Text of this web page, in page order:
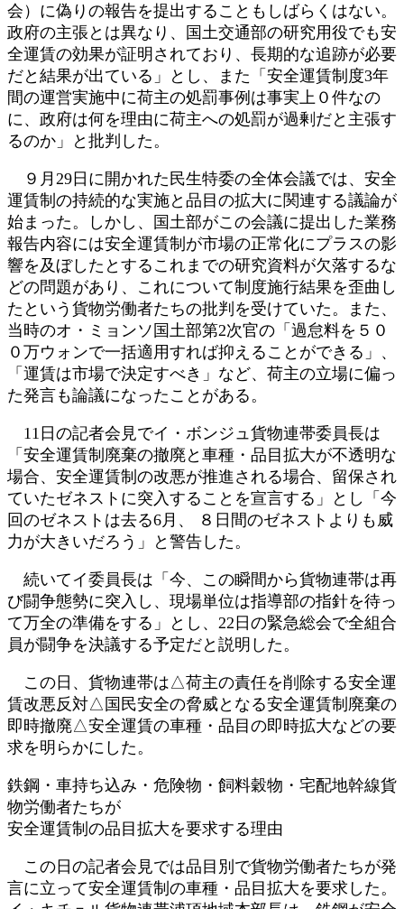
会）に偽りの報告を提出することもしばらくはない。
政府の主張とは異なり、国土交通部の研究用役でも安
全運賃の効果が証明されており、長期的な追跡が必要
だと結果が出ている」とし、また「安全運賃制度3年
間の運営実施中に荷主の処罰事例は事実上０件なの
に、政府は何を理由に荷主への処罰が過剰だと主張す
るのか」と批判した。
９月29日に開かれた民生特委の全体会議では、安全
運賃制の持続的な実施と品目の拡大に関連する議論が
始まった。しかし、国土部がこの会議に提出した業務
報告内容には安全運賃制が市場の正常化にプラスの影
響を及ぼしたとするこれまでの研究資料が欠落するな
どの問題があり、これについて制度施行結果を歪曲し
たという貨物労働者たちの批判を受けていた。また、
当時のオ・ミョンソ国土部第2次官の「過怠料を５０
０万ウォンで一括適用すれば抑えることができる」、
「運賃は市場で決定すべき」など、荷主の立場に偏っ
た発言も論議になったことがある。
11日の記者会見でイ・ボンジュ貨物連帯委員長は
「安全運賃制廃棄の撤廃と車種・品目拡大が不透明な
場合、安全運賃制の改悪が推進される場合、留保され
ていたゼネストに突入することを宣言する」とし「今
回のゼネストは去る6月、 ８日間のゼネストよりも威
力が大きいだろう」と警告した。
続いてイ委員長は「今、この瞬間から貨物連帯は再
び闘争態勢に突入し、現場単位は指導部の指針を待っ
て万全の準備をする」とし、22日の緊急総会で全組合
員が闘争を決議する予定だと説明した。
この日、貨物連帯は△荷主の責任を削除する安全運
賃改悪反対△国民安全の脅威となる安全運賃制廃棄の
即時撤廃△安全運賃の車種・品目の即時拡大などの要
求を明らかにした。
鉄鋼・車持ち込み・危険物・飼料穀物・宅配地幹線貨
物労働者たちが
安全運賃制の品目拡大を要求する理由
この日の記者会見では品目別で貨物労働者たちが発
言に立って安全運賃制の車種・品目拡大を要求した。